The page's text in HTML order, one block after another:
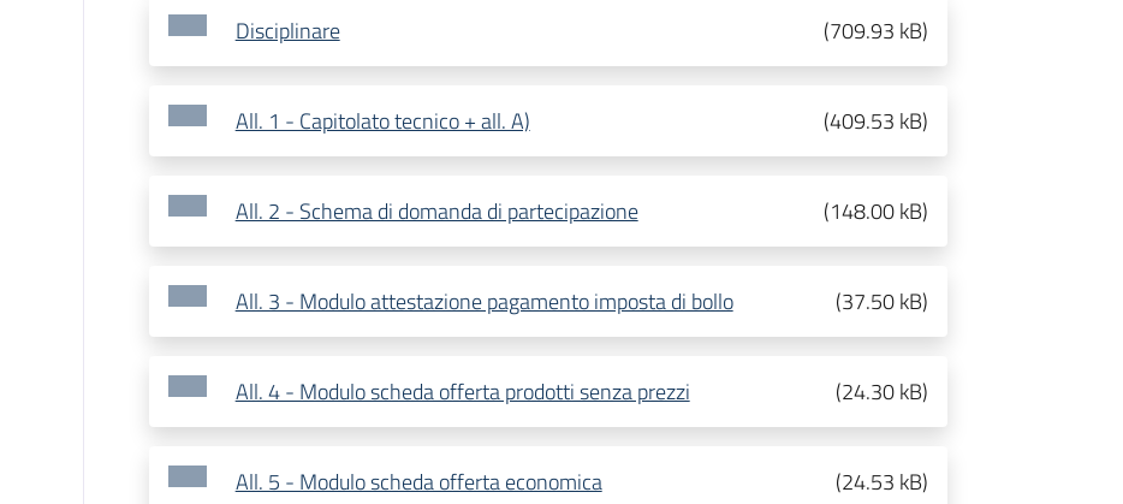
Disciplinare (709.93 kB)
All. 1 - Capitolato tecnico + all. A) (409.53 kB)
All. 2 - Schema di domanda di partecipazione (148.00 kB)
All. 3 - Modulo attestazione pagamento imposta di bollo (37.50 kB)
All. 4 - Modulo scheda offerta prodotti senza prezzi (24.30 kB)
All. 5 - Modulo scheda offerta economica (24.53 kB)